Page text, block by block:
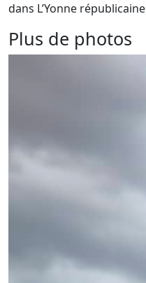
dans L’Yonne républicaine
Plus de photos